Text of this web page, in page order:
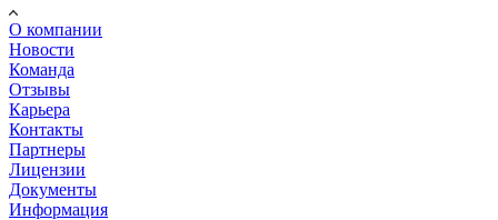
О компании
Новости
Команда
Отзывы
Карьера
Контакты
Партнеры
Лицензии
Документы
Информация